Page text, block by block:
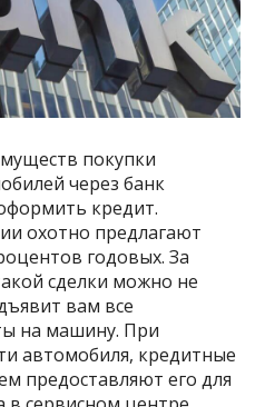
покупки
через банк
кредит.
охотно предлагают
годовых. За
сделки можно не
вам все
на машину. При
автомобиля, кредитные
предоставляют его для